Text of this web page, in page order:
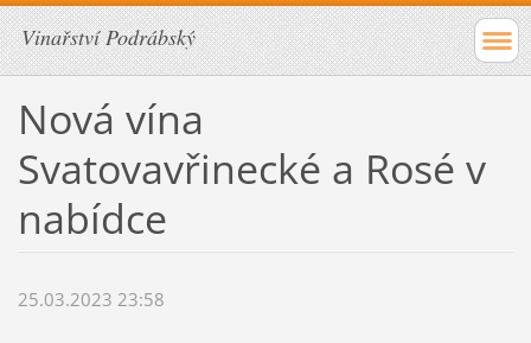
Vinařství Podrábský
Nová vína
Svatovavřinecké a Rosé v
nabídce
25.03.2023 23:58